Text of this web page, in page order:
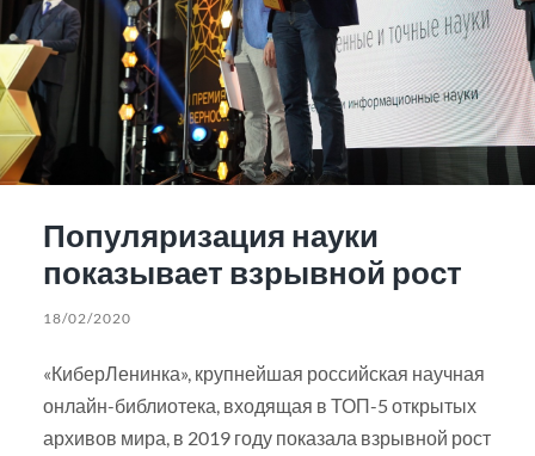
Популяризация науки
показывает взрывной рост
18/02/2020
«КиберЛенинка», крупнейшая российская научная
онлайн-библиотека, входящая в ТОП-5 открытых
архивов мира, в 2019 году показала взрывной рост